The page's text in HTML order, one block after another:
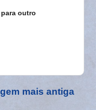
outro
mais antiga